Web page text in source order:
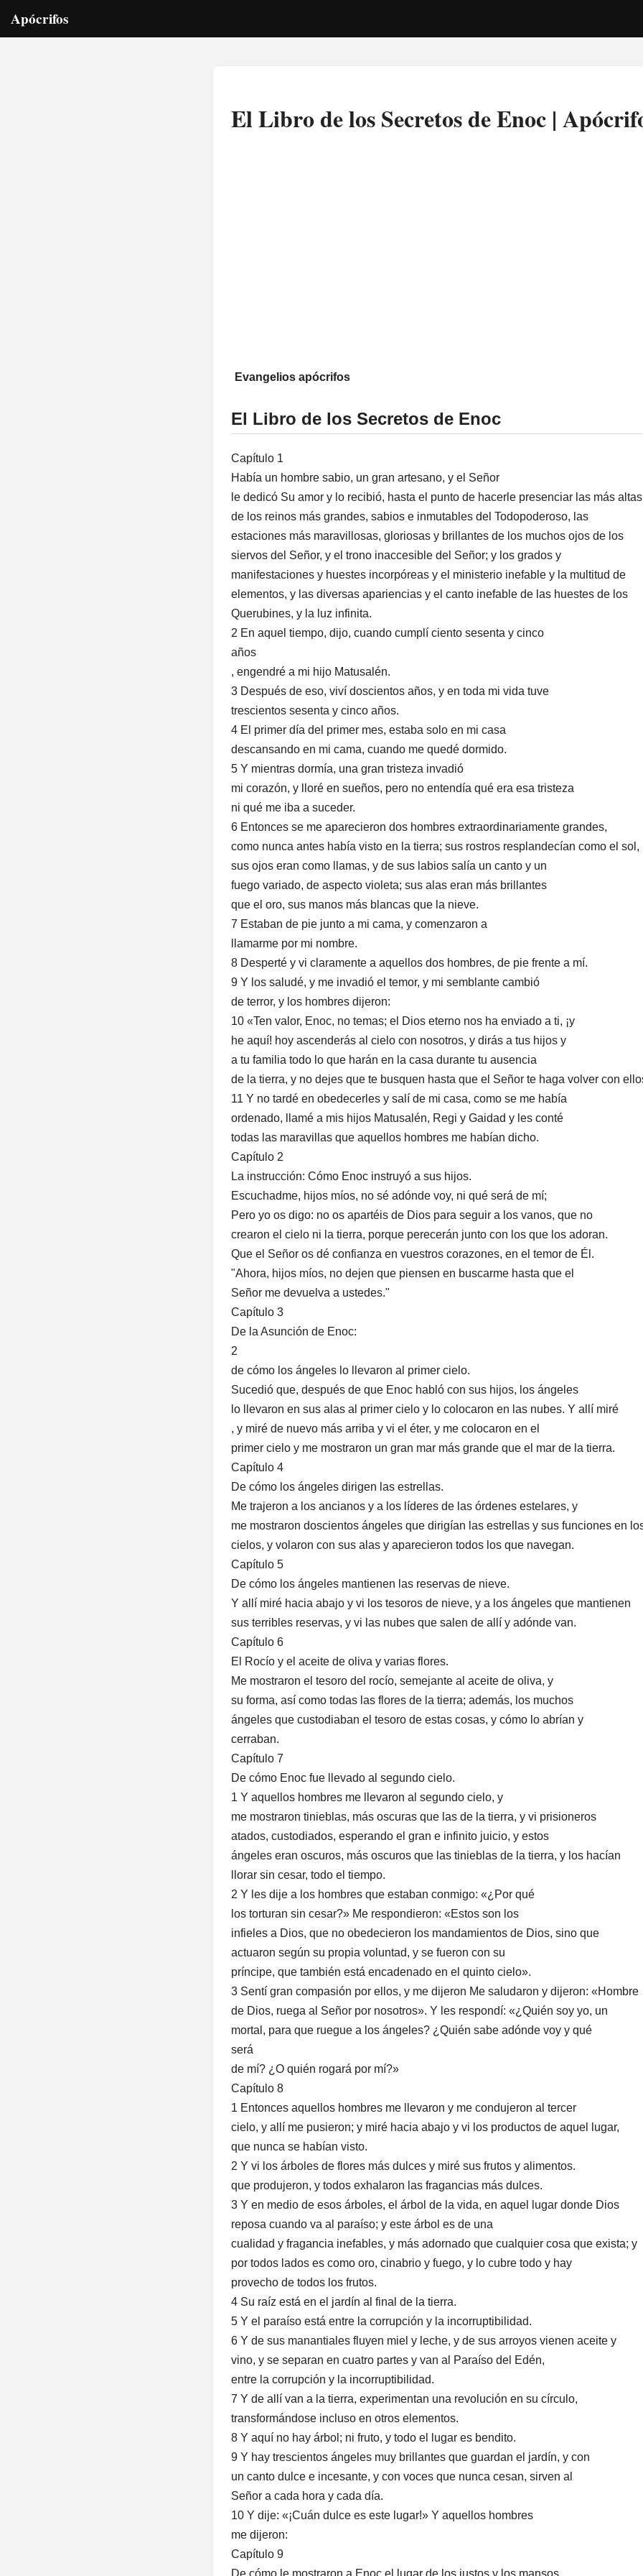
Apócrifos
El Libro de los Secretos de Enoc |
Evangelios apócrifos
El Libro de los Secretos de Enoc
Capítulo 1
Había un hombre sabio, un gran artesano, y el Señor
le dedicó Su amor y lo recibió, hasta el punto de hacerle presenciar las más
de los reinos más grandes, sabios e inmutables del Todopoderoso, las
estaciones más maravillosas, gloriosas y brillantes de los muchos ojos de los
siervos del Señor, y el trono inaccesible del Señor; y los grados y
manifestaciones y huestes incorpóreas y el ministerio inefable y la multitud de
elementos, y las diversas apariencias y el canto inefable de las huestes de los
Querubines, y la luz infinita.
2 En aquel tiempo, dijo, cuando cumplí ciento sesenta y cinco
años
, engendré a mi hijo Matusalén.
3 Después de eso, viví doscientos años, y en toda mi vida tuve
trescientos sesenta y cinco años.
4 El primer día del primer mes, estaba solo en mi casa
descansando en mi cama, cuando me quedé dormido.
5 Y mientras dormía, una gran tristeza invadió
mi corazón, y lloré en sueños, pero no entendía qué era esa tristeza
ni qué me iba a suceder.
6 Entonces se me aparecieron dos hombres extraordinariamente grandes,
como nunca antes había visto en la tierra; sus rostros resplandecían como el sol,
sus ojos eran como llamas, y de sus labios salía un canto y un
fuego variado, de aspecto violeta; sus alas eran más brillantes
que el oro, sus manos más blancas que la nieve.
7 Estaban de pie junto a mi cama, y ​​comenzaron a
llamarme por mi nombre.
8 Desperté y vi claramente a aquellos dos hombres, de pie frente a mí.
9 Y los saludé, y me invadió el temor, y mi semblante cambió
de terror, y los hombres dijeron:
10 «Ten valor, Enoc, no temas; el Dios eterno nos ha enviado a ti, ¡y
he aquí! hoy ascenderás al cielo con nosotros, y dirás a tus hijos y
a tu familia todo lo que harán en la casa durante tu ausencia
de la tierra, y no dejes que te busquen hasta que el Señor te haga volver con
11 Y no tardé en obedecerles y salí de mi casa, como se me había
ordenado, llamé a mis hijos Matusalén, Regi y Gaidad y les conté
todas las maravillas que aquellos hombres me habían dicho.
Capítulo 2
La instrucción: Cómo Enoc instruyó a sus hijos.
Escuchadme, hijos míos, no sé adónde voy, ni qué será de mí;
Pero yo os digo: no os apartéis de Dios para seguir a los vanos, que no
crearon el cielo ni la tierra, porque perecerán junto con los que los adoran.
Que el Señor os dé confianza en vuestros corazones, en el temor de Él.
"Ahora, hijos míos, no dejen que piensen en buscarme hasta que el
Señor me devuelva a ustedes."
Capítulo 3
De la Asunción de Enoc:
2
de cómo los ángeles lo llevaron al primer cielo.
Sucedió que, después de que Enoc habló con sus hijos, los ángeles
lo llevaron en sus alas al primer cielo y lo colocaron en las nubes. Y allí miré
, y miré de nuevo más arriba y vi el éter, y me colocaron en el
primer cielo y me mostraron un gran mar más grande que el mar de la tierra.
Capítulo 4
De cómo los ángeles dirigen las estrellas.
Me trajeron a los ancianos y a los líderes de las órdenes estelares, y
me mostraron doscientos ángeles que dirigían las estrellas y sus funciones en
cielos, y volaron con sus alas y aparecieron todos los que navegan.
Capítulo 5
De cómo los ángeles mantienen las reservas de nieve.
Y allí miré hacia abajo y vi los tesoros de nieve, y a los ángeles que mantienen
sus terribles reservas, y vi las nubes que salen de allí y adónde van.
Capítulo 6
El Rocío y el aceite de oliva y varias flores.
Me mostraron el tesoro del rocío, semejante al aceite de oliva, y
su forma, así como todas las flores de la tierra; además, los muchos
ángeles que custodiaban el tesoro de estas cosas, y cómo lo abrían y
cerraban.
Capítulo 7
De cómo Enoc fue llevado al segundo cielo.
1 Y aquellos hombres me llevaron al segundo cielo, y
me mostraron tinieblas, más oscuras que las de la tierra, y vi prisioneros
atados, custodiados, esperando el gran e infinito juicio, y estos
ángeles eran oscuros, más oscuros que las tinieblas de la tierra, y los hacían
llorar sin cesar, todo el tiempo.
2 Y les dije a los hombres que estaban conmigo: «¿Por qué
los torturan sin cesar?» Me respondieron: «Estos son los
infieles a Dios, que no obedecieron los mandamientos de Dios, sino que
actuaron según su propia voluntad, y se fueron con su
príncipe, que también está encadenado en el quinto cielo».
3 Sentí gran compasión por ellos, y me dijeron Me saludaron y dijeron: «Hombre
de Dios, ruega al Señor por nosotros». Y les respondí: «¿Quién soy yo, un
mortal, para que ruegue a los ángeles? ¿Quién sabe adónde voy y qué
será
de mí? ¿O quién rogará por mí?»
Capítulo 8
1 Entonces aquellos hombres me llevaron y me condujeron al tercer
cielo, y allí me pusieron; y miré hacia abajo y vi los productos de aquel lugar,
que nunca se habían visto.
2 Y vi los árboles de flores más dulces y miré sus frutos y alimentos.
que produjeron, y todos exhalaron las fragancias más dulces.
3 Y en medio de esos árboles, el árbol de la vida, en aquel lugar donde Dios
reposa cuando va al paraíso; y este árbol es de una
cualidad y fragancia inefables, y más adornado que cualquier cosa que exista; y
por todos lados es como oro, cinabrio y fuego, y lo cubre todo y hay
provecho de todos los frutos.
4 Su raíz está en el jardín al final de la tierra.
5 Y el paraíso está entre la corrupción y la incorruptibilidad.
6 Y de sus manantiales fluyen miel y leche, y de sus arroyos vienen aceite y
vino, y se separan en cuatro partes y van al Paraíso del Edén,
entre la corrupción y la incorruptibilidad.
7 Y de allí van a la tierra, experimentan una revolución en su círculo,
transformándose incluso en otros elementos.
8 Y aquí no hay árbol; ni ​​fruto, y todo el lugar es bendito.
9 Y hay trescientos ángeles muy brillantes que guardan el jardín, y con
un canto dulce e incesante, y con voces que nunca cesan, sirven al
Señor a cada hora y cada día.
10 Y dije: «¡Cuán dulce es este lugar!» Y aquellos hombres
me dijeron:
Capítulo 9
De cómo le mostraron a Enoc el lugar de los justos y los mansos.